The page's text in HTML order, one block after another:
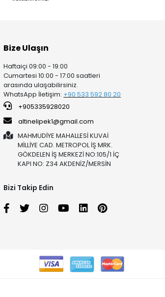
Bize Ulaşın
Haftaiçi 09:00 - 19:00
Cumartesi 10:00 - 17:00 saatleri
arasında ulaşabilirsiniz.
WhatsApp İletişim: +90 533 592 80 20
+905335928020
altinelipek1@gmail.com
MAHMUDİYE MAHALLESİ KUVAİ
MİLLİYE CAD. METROPOL İŞ MRK.
GÖKDELEN İŞ MERKEZİ NO:105/1 İÇ
KAPI NO: Z34 AKDENİZ/MERSİN
Bizi Takip Edin